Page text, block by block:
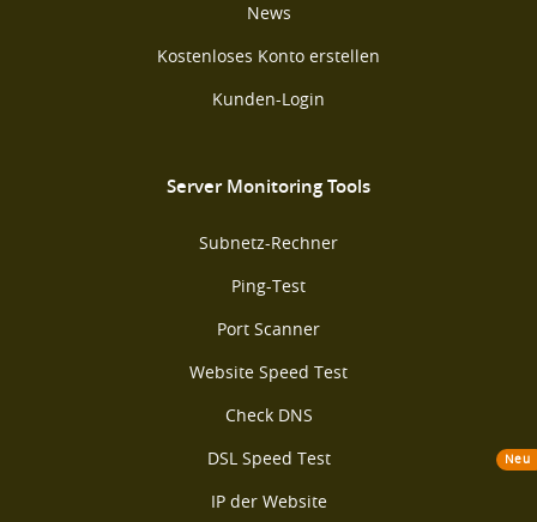
News
Kostenloses Konto erstellen
Kunden-Login
Server Monitoring Tools
Subnetz-Rechner
Ping-Test
Port Scanner
Website Speed Test
Check DNS
DSL Speed Test
Neu
IP der Website